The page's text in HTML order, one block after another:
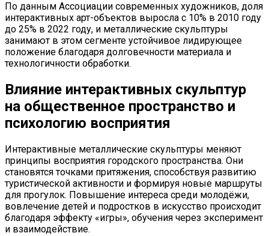
По данным Ассоциации современных художников, доля
интерактивных арт-объектов выросла с 10% в 2010 году
до 25% в 2022 году, и металлические скульптуры
занимают в этом сегменте устойчивое лидирующее
положение благодаря долговечности материала и
технологичности обработки.
Влияние интерактивных скульптур
на общественное пространство и
психологию восприятия
Интерактивные металлические скульптуры меняют
принципы восприятия городского пространства. Они
становятся точками притяжения, способствуя развитию
туристической активности и формируя новые маршруты
для прогулок. Повышение интереса среди молодёжи,
вовлечение детей и подростков в искусство происходит
благодаря эффекту «игры», обучения через эксперимент
и взаимодействие.